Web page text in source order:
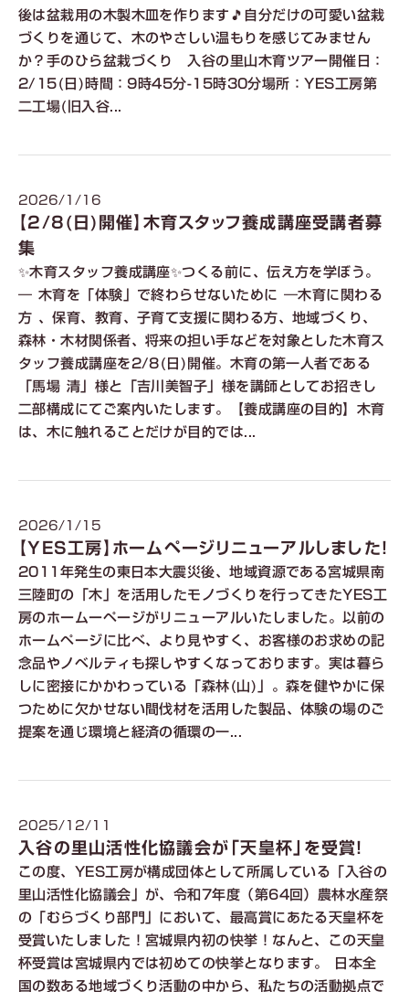
後は盆栽用の木製木皿を作ります🎵自分だけの可愛い盆栽
づくりを通じて、木のやさしい温もりを感じてみません
か？手のひら盆栽づくり 入谷の里山木育ツアー開催日：
2/15(日)時間：9時45分-15時30分場所：YES工房第
二工場(旧入谷...
2026/1/16
【2/8(日)開催】木育スタッフ養成講座受講者募
集
✨木育スタッフ養成講座✨つくる前に、伝え方を学ぼう。
― 木育を「体験」で終わらせないために ―木育に関わる
方 、保育、教育、子育て支援に関わる方、地域づくり、
森林・木材関係者、将来の担い手などを対象とした木育ス
タッフ養成講座を2/8(日)開催。木育の第一人者である
「馬場 清」様と「吉川美智子」様を講師としてお招きし
二部構成にてご案内いたします。【養成講座の目的】木育
は、木に触れることだけが目的では...
2026/1/15
【YES工房】ホームページリニューアルしました！
2011年発生の東日本大震災後、地域資源である宮城県南
三陸町の「木」を活用したモノづくりを行ってきたYES工
房のホームーページがリニューアルいたしました。以前の
ホームページに比べ、より見やすく、お客様のお求めの記
念品やノベルティも探しやすくなっております。実は暮ら
しに密接にかかわっている「森林(山)」。森を健やかに保
つために欠かせない間伐材を活用した製品、体験の場のご
提案を通じ環境と経済の循環の一...
2025/12/11
入谷の里山活性化協議会が「天皇杯」を受賞！
この度、YES工房が構成団体として所属している「入谷の
里山活性化協議会」が、令和7年度（第64回）農林水産祭
の「むらづくり部門」において、最高賞にあたる天皇杯を
受賞いたしました！宮城県内初の快挙！なんと、この天皇
杯受賞は宮城県内では初めての快挙となります。 日本全
国の数ある地域づくり活動の中から、私たちの活動拠点で